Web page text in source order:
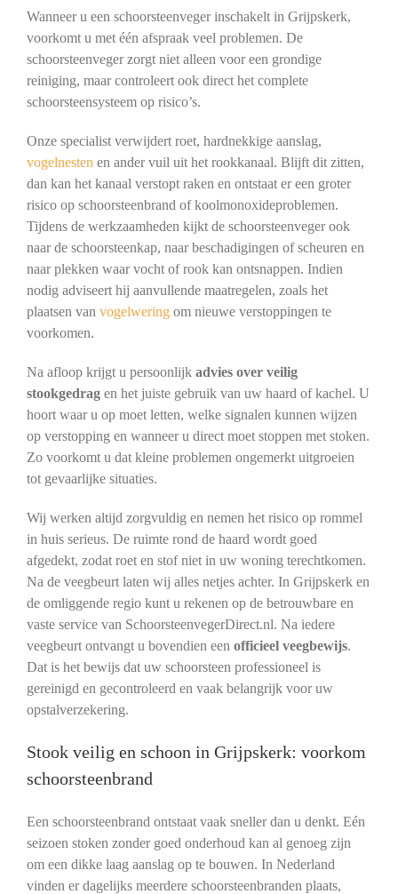
Wanneer u een schoorsteenveger inschakelt in Grijpskerk,
voorkomt u met één afspraak veel problemen. De
schoorsteenveger zorgt niet alleen voor een grondige
reiniging, maar controleert ook direct het complete
schoorsteensysteem op risico’s.
Onze specialist verwijdert roet, hardnekkige aanslag,
vogelnesten en ander vuil uit het rookkanaal. Blijft dit zitten,
dan kan het kanaal verstopt raken en ontstaat er een groter
risico op schoorsteenbrand of koolmonoxideproblemen.
Tijdens de werkzaamheden kijkt de schoorsteenveger ook
naar de schoorsteenkap, naar beschadigingen of scheuren en
naar plekken waar vocht of rook kan ontsnappen. Indien
nodig adviseert hij aanvullende maatregelen, zoals het
plaatsen van vogelweringom nieuwe verstoppingen te
voorkomen.
Na afloop krijgt u persoonlijk advies over veilig
stookgedragen het juiste gebruik van uw haard of kachel. U
hoort waar u op moet letten, welke signalen kunnen wijzen
op verstopping en wanneer u direct moet stoppen met stoken.
Zo voorkomt u dat kleine problemen ongemerkt uitgroeien
tot gevaarlijke situaties.
Wij werken altijd zorgvuldig en nemen het risico op rommel
in huis serieus. De ruimte rond de haard wordt goed
afgedekt, zodat roet en stof niet in uw woning terechtkomen.
Na de veegbeurt laten wij alles netjes achter. In Grijpskerk en
de omliggende regio kunt u rekenen op de betrouwbare en
vaste service van SchoorsteenvegerDirect.nl. Na iedere
veegbeurt ontvangt u bovendien een officieel veegbewijs.
Dat is het bewijs dat uw schoorsteen professioneel is
gereinigd en gecontroleerd en vaak belangrijk voor uw
opstalverzekering.
Stook veilig en schoon in Grijpskerk: voorkom
schoorsteenbrand
Een schoorsteenbrand ontstaat vaak sneller dan u denkt. Eén
seizoen stoken zonder goed onderhoud kan al genoeg zijn
om een dikke laag aanslag op te bouwen. In Nederland
vinden er dagelijks meerdere schoorsteenbranden plaats,